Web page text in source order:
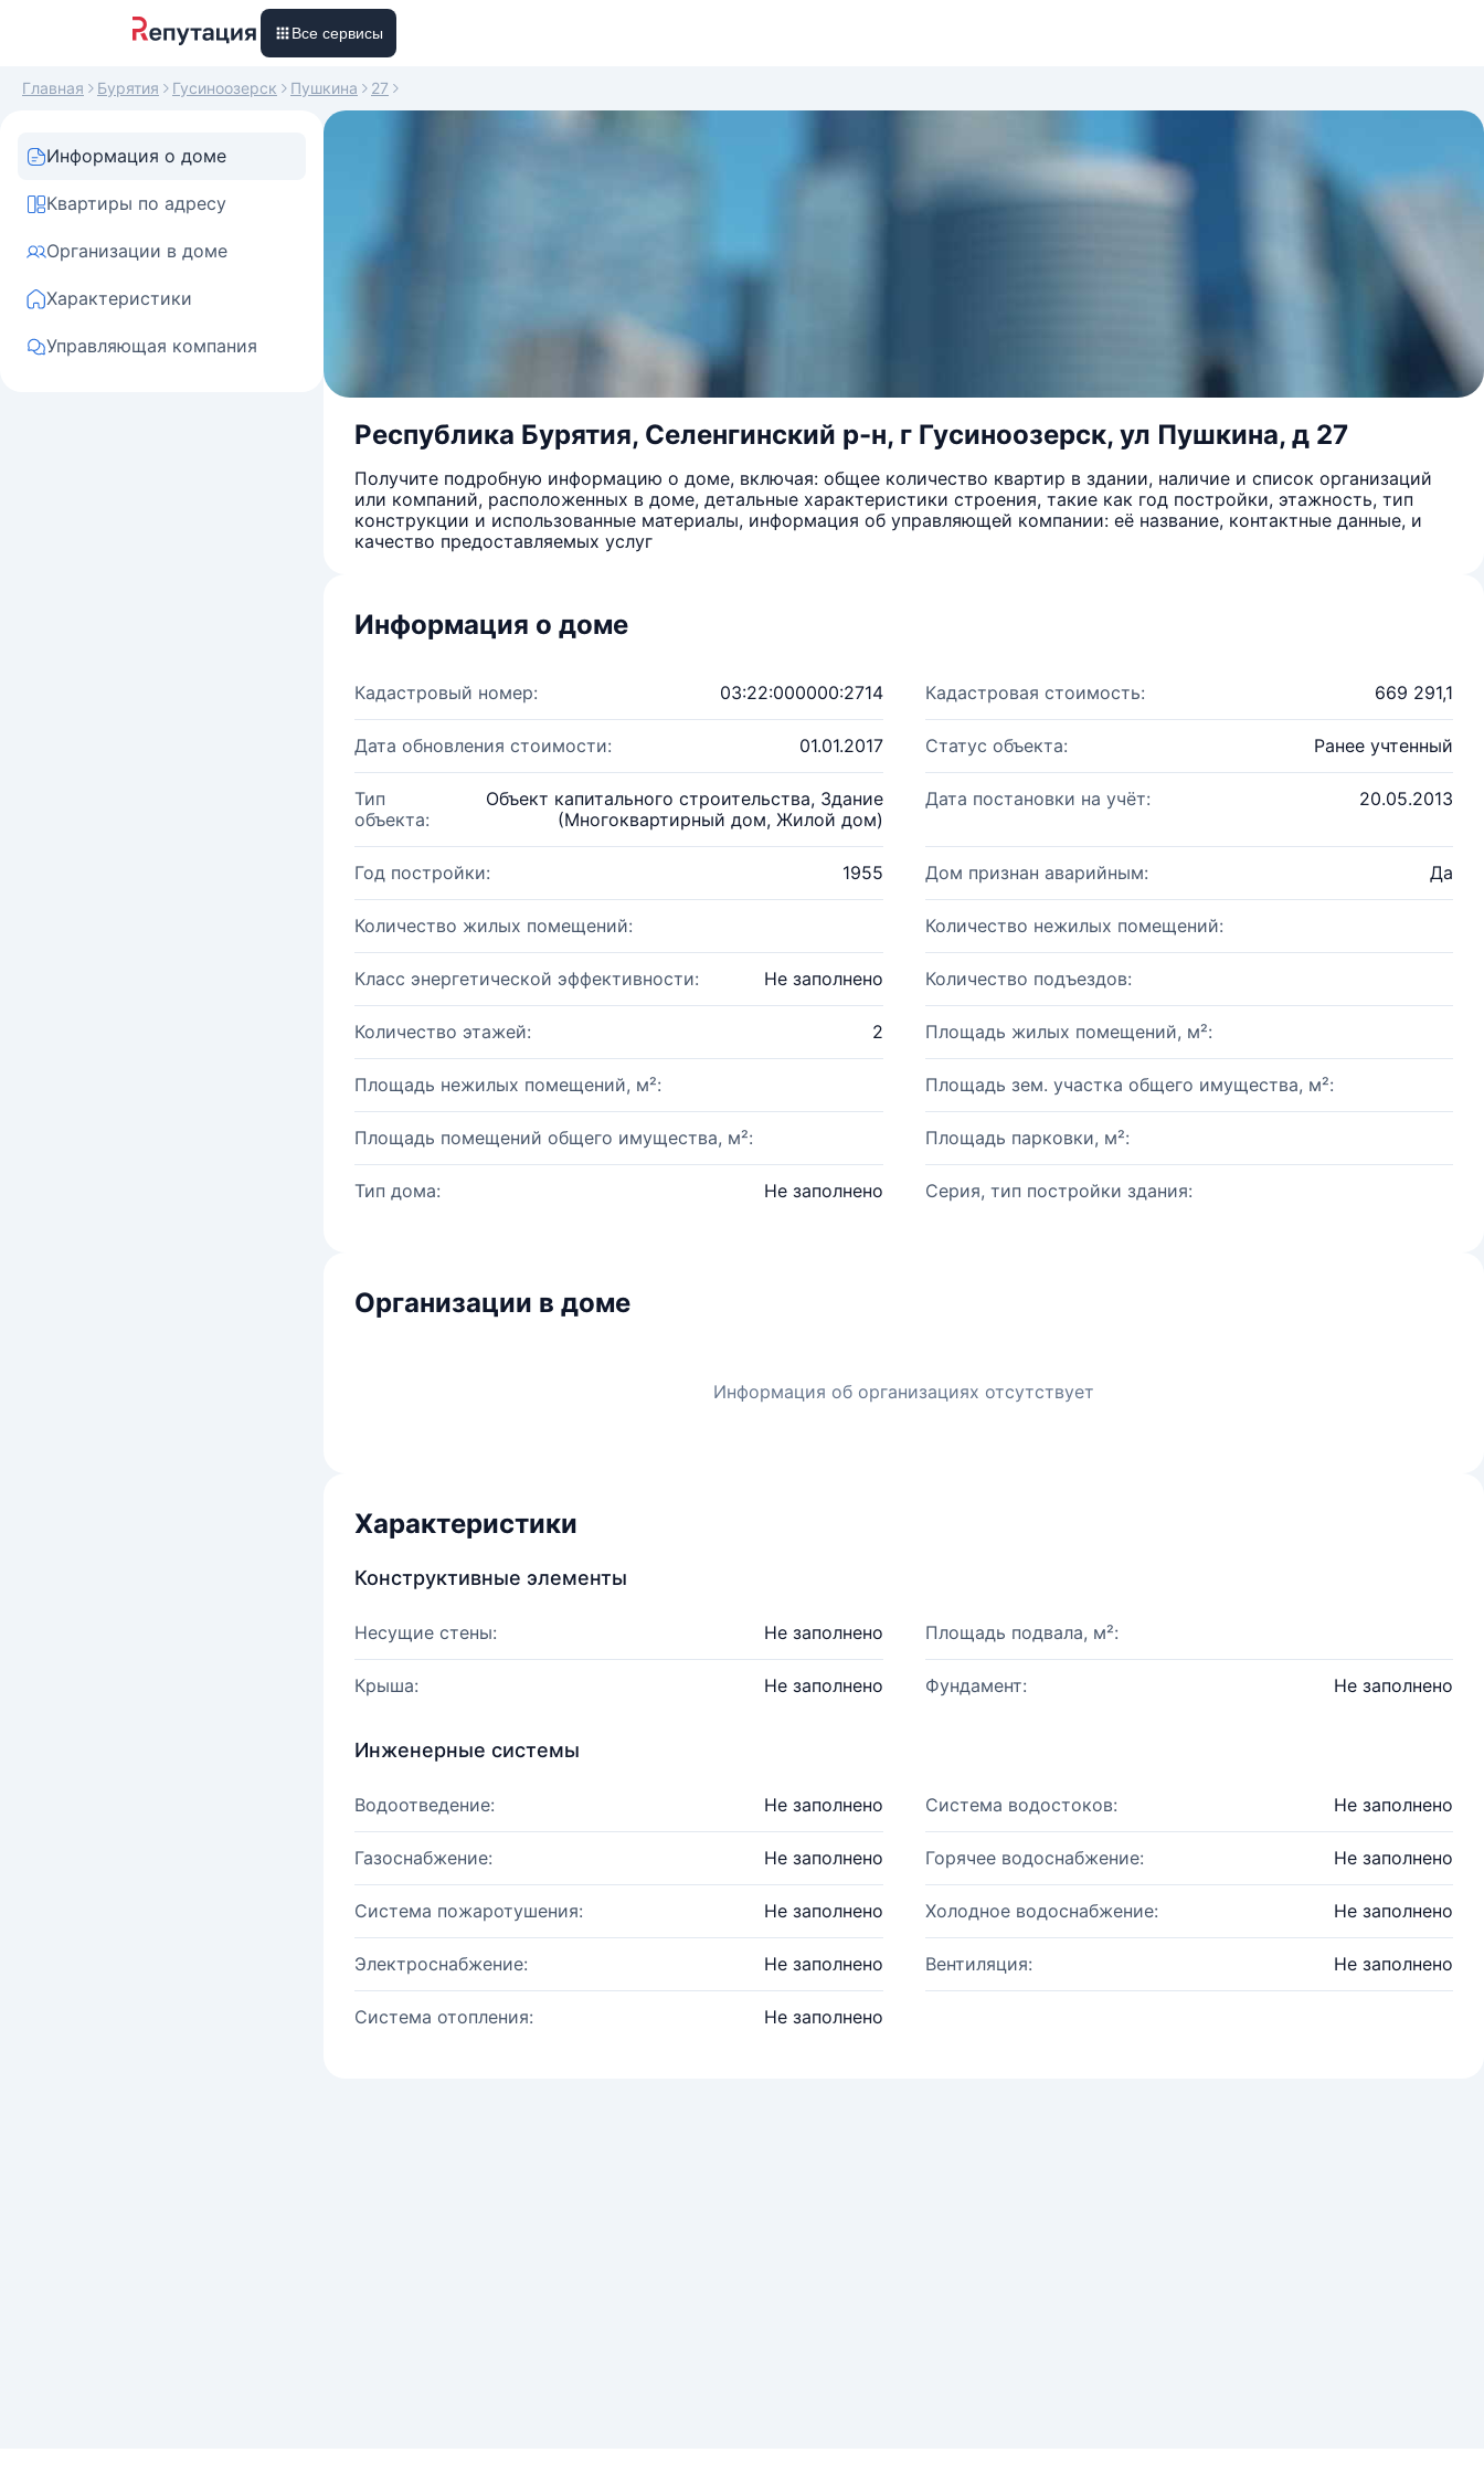
Все сервисы
Главная Бурятия Гусиноозерск Пушкина 27
Информация о доме
Квартиры по адресу
Организации в доме
Характеристики
Управляющая компания
Республика Бурятия, Селенгинский р-н, г Гусиноозерск, ул Пушкина, д 27
Получите подробную информацию о доме, включая: общее количество квартир в здании, наличие и список организаций
или компаний, расположенных в доме, детальные характеристики строения, такие как год постройки, этажность, тип
конструкции и использованные материалы, информация об управляющей компании: её название, контактные данные, и
качество предоставляемых услуг
Информация о доме
Кадастровый номер: 03:22:000000:2714 Кадастровая стоимость: 669 291,1
Дата обновления стоимости: 01.01.2017 Статус объекта: Ранее учтенный
Тип
объекта:
Объект капитального строительства, Здание
(Многоквартирный дом, Жилой дом)
Дата постановки на учёт: 20.05.2013
Год постройки: 1955 Дом признан аварийным: Да
Количество жилых помещений: Количество нежилых помещений:
Класс энергетической эффективности: Не заполнено Количество подъездов:
Количество этажей: 2 Площадь жилых помещений, м²:
Площадь нежилых помещений, м²: Площадь зем. участка общего имущества, м²:
Площадь помещений общего имущества, м²: Площадь парковки, м²:
Тип дома: Не заполнено Серия, тип постройки здания:
Организации в доме
Информация об организациях отсутствует
Характеристики
Конструктивные элементы
Несущие стены: Не заполнено Площадь подвала, м²:
Крыша: Не заполнено Фундамент: Не заполнено
Инженерные системы
Водоотведение: Не заполнено Система водостоков: Не заполнено
Газоснабжение: Не заполнено Горячее водоснабжение: Не заполнено
Система пожаротушения: Не заполнено Холодное водоснабжение: Не заполнено
Электроснабжение: Не заполнено Вентиляция: Не заполнено
Система отопления: Не заполнено